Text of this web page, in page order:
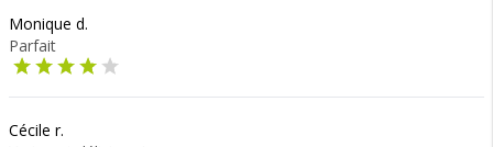
Monique d.
Parfait
Cécile r.